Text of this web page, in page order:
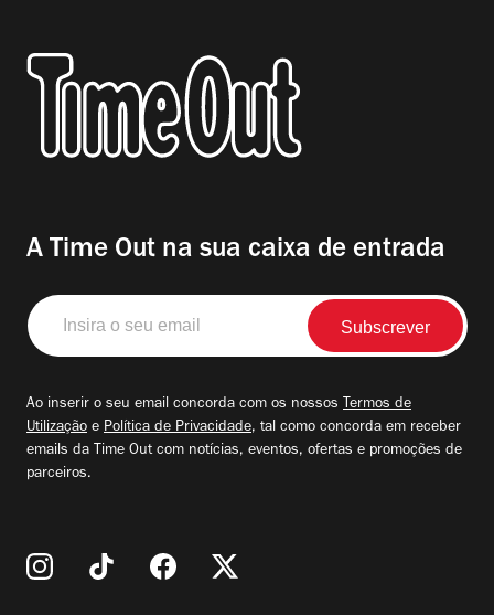
A Time Out na sua caixa de entrada
Insira
o
seu
Ao inserir o seu email concorda com os nossos Termos de
Utilização e Política de Privacidade, tal como concorda em receber
emails da Time Out com notícias, eventos, ofertas e promoções de
parceiros.